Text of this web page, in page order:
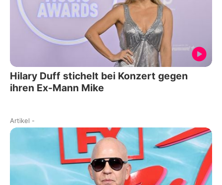
Hilary Duff stichelt bei Konzert gegen
ihren Ex-Mann Mike
Artikel -